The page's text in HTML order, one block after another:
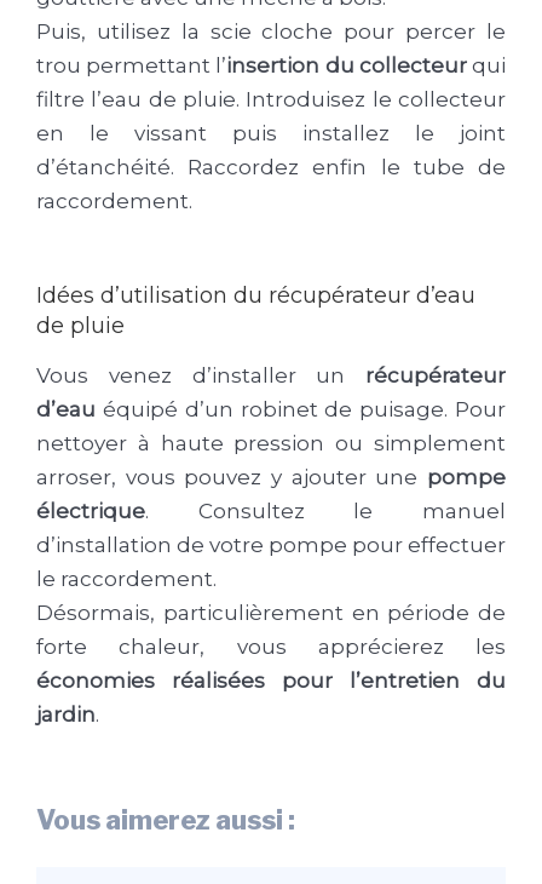
Puis, utilisez la scie cloche pour percer le
trou permettant l’insertion du collecteurqui
filtre l’eau de pluie. Introduisez le collecteur
en le vissant puis installez le joint
d’étanchéité. Raccordez enfin le tube de
raccordement.
Idées d’utilisation du récupérateur d’eau
de pluie
Vous venez d’installer un
récupérateur
d’eau équipé d’un robinet de puisage. Pour
nettoyer à haute pression ou simplement
arroser, vous pouvez y ajouter une pompe
électrique. Consultez le manuel
d’installation de votre pompe pour effectuer
le raccordement.
Désormais, particulièrement en période de
forte chaleur, vous apprécierez les
économies réalisées pour l’entretien du
jardin.
Vous aimerez aussi :